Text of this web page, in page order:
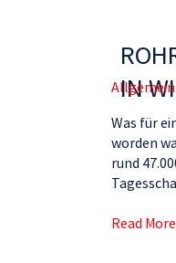
IN
Allgemein
Was für
worden
rund
Read